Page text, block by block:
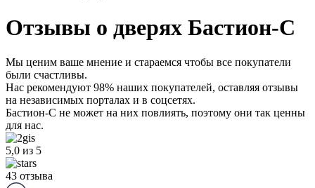
Отзывы о дверях Бастион-С
Мы ценим ваше мнение и стараемся чтобы все покупатели
были счастливы.
Нас рекомендуют 98% наших покупателей, оставляя отзывы
на независимых порталах и в соцсетях.
Бастион-С не может на них повлиять, поэтому они так ценны
для нас.
5,0 из 5
43 отзыва